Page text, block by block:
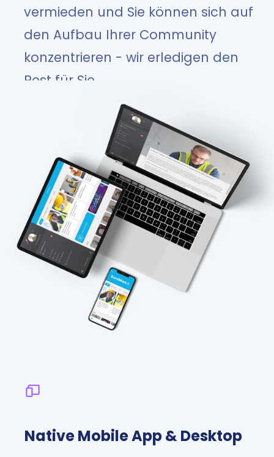
vermieden und Sie können sich auf
den Aufbau Ihrer Community
konzentrieren - wir erledigen den
Rest für Sie.
DEMO BUCHEN
Native Mobile App & Desktop